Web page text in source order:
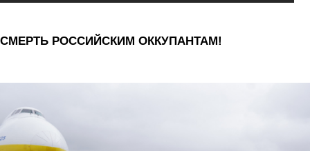
СМЕРТЬ РОССИЙСКИМ ОККУПАНТАМ!